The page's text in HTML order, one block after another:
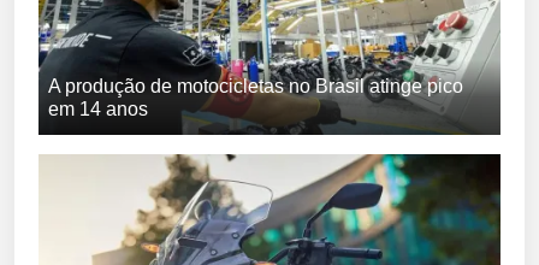
A produção de motocicletas no Brasil atinge pico
em 14 anos